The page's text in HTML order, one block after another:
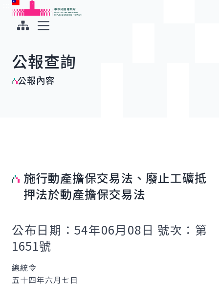
跳到主要內容
中華民國總統府
公報查詢
公報內容
施行動產擔保交易法、廢止工礦抵
押法於動產擔保交易法
公布日期：54年06月08日 號次：第
1651號
總統令
五十四年六月七日